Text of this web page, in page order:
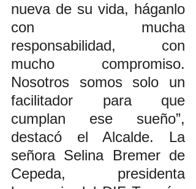
nueva de su vida, háganlo
con mucha
responsabilidad, con
mucho compromiso.
Nosotros somos solo un
facilitador para que
cumplan ese sueño”,
destacó el Alcalde. La
señora Selina Bremer de
Cepeda, presidenta